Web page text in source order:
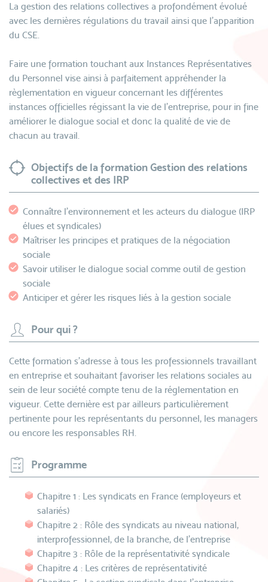
La gestion des relations collectives a profondément évolué
avec les dernières régulations du travail ainsi que l'apparition
du CSE.
Faire une formation touchant aux Instances Représentatives
du Personnel vise ainsi à parfaitement appréhender la
règlementation en vigueur concernant les différentes
instances officielles régissant la vie de l'entreprise, pour in fine
améliorer le dialogue social et donc la qualité de vie de
chacun au travail.
Objectifs de la formation Gestion des relations
collectives et des IRP
Connaître l’environnement et les acteurs du dialogue (IRP
élues et syndicales)
Maîtriser les principes et pratiques de la négociation
sociale
Savoir utiliser le dialogue social comme outil de gestion
sociale
Anticiper et gérer les risques liés à la gestion sociale
Pour qui ?
Cette formation s'adresse à tous les professionnels travaillant
en entreprise et souhaitant favoriser les relations sociales au
sein de leur société compte tenu de la réglementation en
vigueur. Cette dernière est par ailleurs particulièrement
pertinente pour les représentants du personnel, les managers
ou encore les responsables RH.
Programme
Chapitre 1 : Les syndicats en France (employeurs et
salariés)
Chapitre 2 : Rôle des syndicats au niveau national,
interprofessionnel, de la branche, de l’entreprise
Chapitre 3 : Rôle de la représentativité syndicale
Chapitre 4 : Les critères de représentativité